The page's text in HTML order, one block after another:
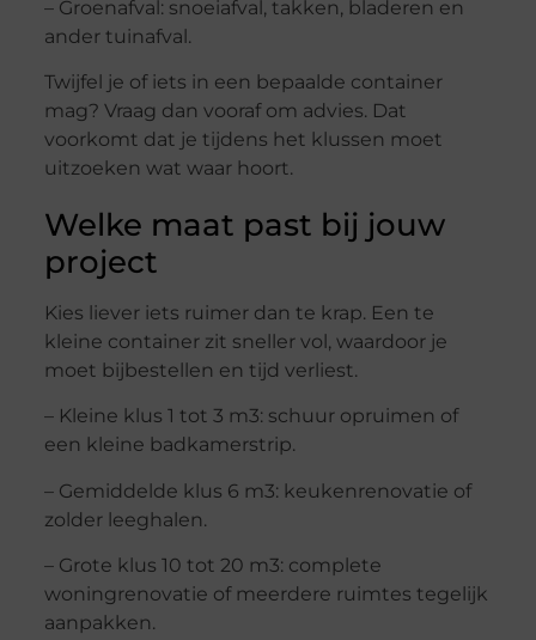
– Groenafval: snoeiafval, takken, bladeren en
ander tuinafval.
Twijfel je of iets in een bepaalde container
mag? Vraag dan vooraf om advies. Dat
voorkomt dat je tijdens het klussen moet
uitzoeken wat waar hoort.
Welke maat past bij jouw
project
Kies liever iets ruimer dan te krap. Een te
kleine container zit sneller vol, waardoor je
moet bijbestellen en tijd verliest.
– Kleine klus 1 tot 3 m3: schuur opruimen of
een kleine badkamerstrip.
– Gemiddelde klus 6 m3: keukenrenovatie of
zolder leeghalen.
– Grote klus 10 tot 20 m3: complete
woningrenovatie of meerdere ruimtes tegelijk
aanpakken.